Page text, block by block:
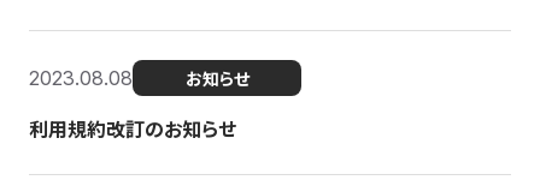
2023.08.08 お知らせ
利用規約改訂のお知らせ